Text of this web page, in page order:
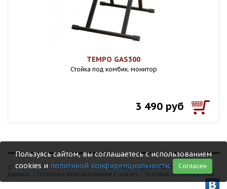
TEMPO GAS300
Стойка под комбик. монитор
3 490 руб
© 1999 - 2026 Shamray Guitars /Политика обработки персональных
данных
Политика использования Сookies Условия обслуживания
Пользуясь сайтом, вы соглашаетесь с использованием
cookies и политикой конфиденциальности. Согласен